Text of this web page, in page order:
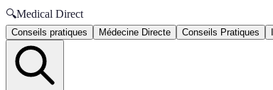
🔍Medical Direct
Conseils pratiques Médecine Directe Conseils Pratiques